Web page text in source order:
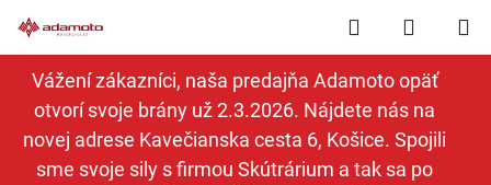
na
obsah
Vážení zákazníci, naša predajňa Adamoto opäť
otvorí svoje brány už 2.3.2026. Nájdete nás na
novej adrese Kavečianska cesta 6, Košice. Spojili
sme svoje sily s firmou Skútrárium a tak sa po
Hľadať
KOŠÍK